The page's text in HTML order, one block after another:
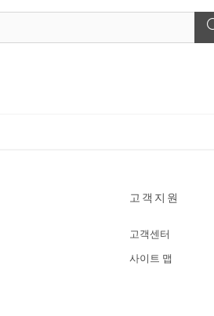
고객지원
고객센터
사이트 맵